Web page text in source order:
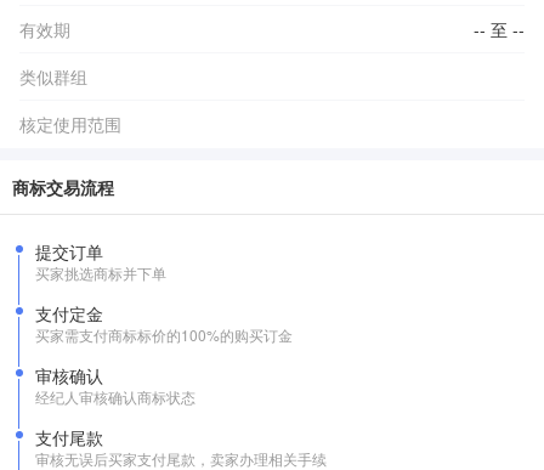
有效期
-- 至 --
类似群组
核定使用范围
商标交易流程
提交订单
买家挑选商标并下单
支付定金
买家需支付商标标价的100%的购买订金
审核确认
经纪人审核确认商标状态
支付尾款
审核无误后买家支付尾款，卖家办理相关手续